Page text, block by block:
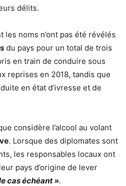
délits.
les noms n’ont pas été révélés
du pays pour un total de trois
en train de conduire sous
reprises en 2018, tandis que
en état d’ivresse et de
considère l’alcool au volant
. Lorsque des diplomates sont
les responsables locaux ont
pays d’origine de lever
cas échéant ».